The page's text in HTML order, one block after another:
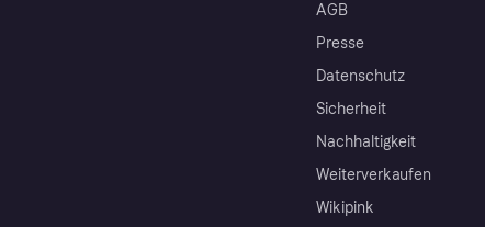
AGB
Presse
Datenschutz
Sicherheit
Nachhaltigkeit
Weiterverkaufen
Wikipink